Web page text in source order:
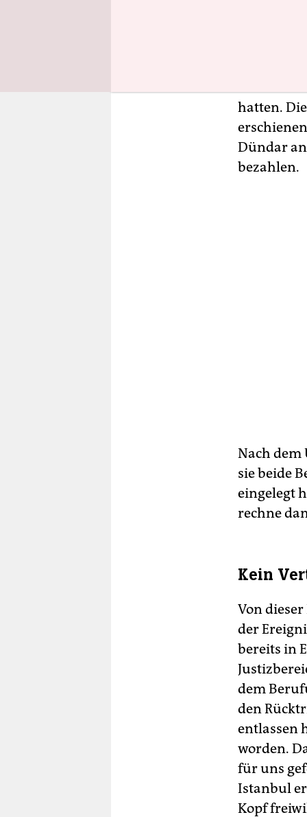
worden.
hatten.
Dündar
bezahlen.
Nach
sie beide
eingelegt
rechne
Kein
Von
der
bereits in
dem
den
entlassen
worden.
für uns
Istanbul
Kopf